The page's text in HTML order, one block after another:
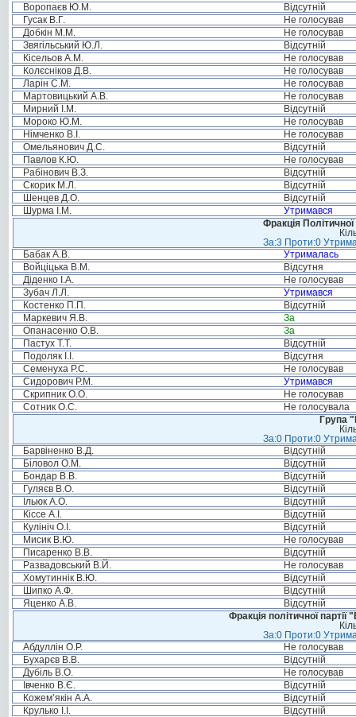
Воропаєв Ю.М.
Відсутній
Гусак В.Г.
Не голосував
Добкін М.М.
Не голосував
Звягільський Ю.Л.
Відсутній
Кісельов А.М.
Не голосував
Колєсніков Д.В.
Не голосував
Ларін С.М.
Не голосував
Мартовицький А.В.
Не голосував
Мирний І.М.
Відсутній
Мороко Ю.М.
Не голосував
Німченко В.І.
Не голосував
Омельянович Д.С.
Відсутній
Павлов К.Ю.
Не голосував
Рабінович В.З.
Відсутній
Скорик М.Л.
Відсутній
Шенцев Д.О.
Відсутній
Шурма І.М.
Утримався
Фракція
За:3 Проти:0
Бабак А.В.
Утрималась
Войціцька В.М.
Відсутня
Діденко І.А.
Не голосував
Зубач Л.Л.
Утримався
Костенко П.П.
Відсутній
Маркевич Я.В.
За
Опанасенко О.В.
За
Пастух Т.Т.
Відсутній
Подоляк І.І.
Відсутня
Семенуха Р.С.
Не голосував
Сидорович Р.М.
Утримався
Скрипник О.О.
Не голосував
Сотник О.С.
Не голосувала
Група
За:0 Проти:0
Барвіненко В.Д.
Відсутній
Біловол О.М.
Відсутній
Бондар В.В.
Відсутній
Гуляєв В.О.
Відсутній
Ільюк А.О.
Відсутній
Кіссе А.І.
Відсутній
Кулініч О.І.
Відсутній
Мисик В.Ю.
Не голосував
Писаренко В.В.
Відсутній
Развадовський В.Й.
Не голосував
Хомутиннік В.Ю.
Відсутній
Шипко А.Ф.
Відсутній
Яценко А.В.
Відсутній
Фракція політичної
За:0 Проти:0
Абдуллін О.Р.
Не голосував
Бухарєв В.В.
Відсутній
Дубіль В.О.
Не голосував
Івченко В.Є.
Відсутній
Кожем’якін А.А.
Відсутній
Крулько І.І.
Відсутній